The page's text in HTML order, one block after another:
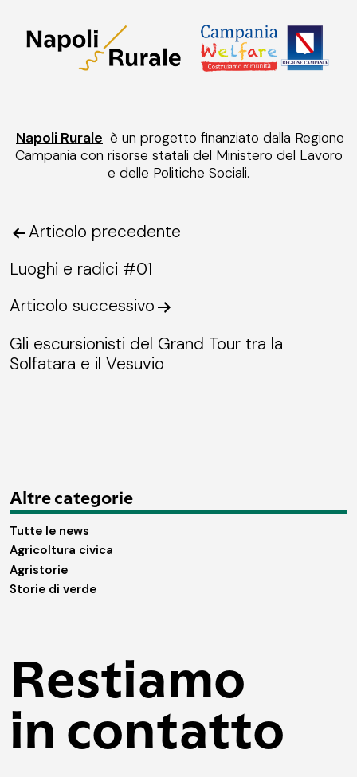
Napoli Rurale è un progetto finanziato dalla Regione
Campania con risorse statali del Ministero del Lavoro
e delle Politiche Sociali.
Navigazione
articoli
Articolo precedente
Luoghi e radici #01
Articolo successivo
Gli escursionisti del Grand Tour tra la
Solfatara e il Vesuvio
Altre categorie
Tutte le news
Agricoltura civica
Agristorie
Storie di verde
Restiamo
in contatto